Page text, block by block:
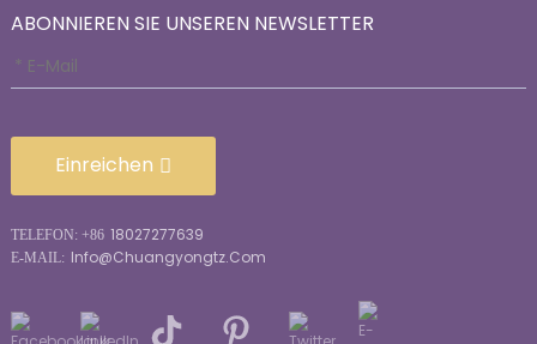
ABONNIEREN SIE UNSEREN NEWSLETTER
Einreichen
TELEFON: +86 18027277639
E-MAIL: Info@chuangyongtz.com